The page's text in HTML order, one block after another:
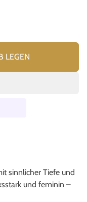
LEGEN
sinnlicher Tiefe und
und feminin –